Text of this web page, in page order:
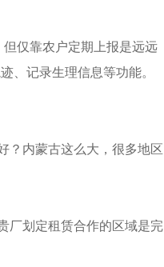
仅靠农户定期上报是远远
、记录生理信息等功能。
内蒙古这么大，很多地区
划定租赁合作的区域是完